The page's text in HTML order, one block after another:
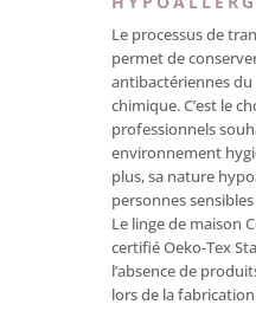
Le processus de
permet de
antibactériennes
chimique. C’est le
professionnels
environnement
plus, sa nature
personnes
Le linge de maison
certifié Oeko-Tex
l’absence de
lors de la